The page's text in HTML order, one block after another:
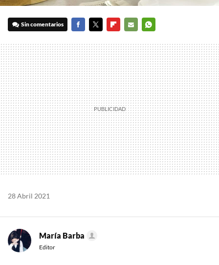
Sin comentarios
MAIL
28 Abril 2021
María Barba
Editor